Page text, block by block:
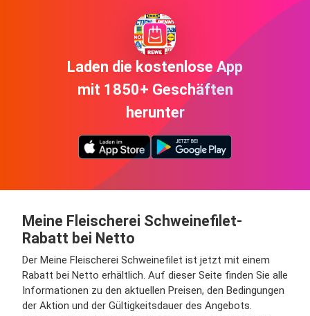
Laden die kostenlose App
mit 1850+ Geschäften
herunter
Meine Fleischerei Schweinefilet-
Rabatt bei Netto
Der Meine Fleischerei Schweinefilet ist jetzt mit einem
Rabatt bei Netto erhältlich. Auf dieser Seite finden Sie alle
Informationen zu den aktuellen Preisen, den Bedingungen
der Aktion und der Gültigkeitsdauer des Angebots.